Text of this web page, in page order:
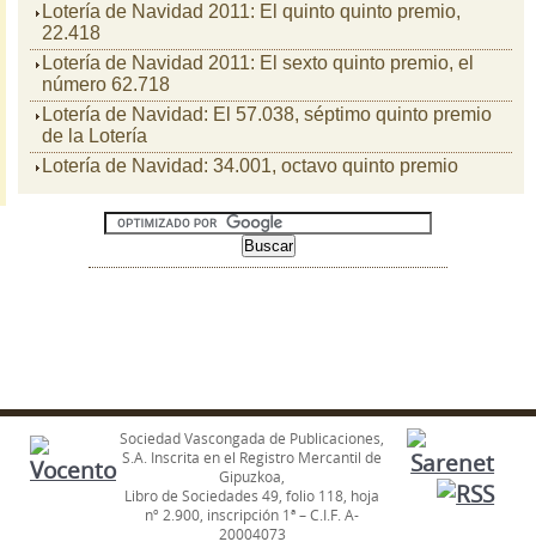
Lotería de Navidad 2011: El quinto quinto premio,
22.418
Lotería de Navidad 2011: El sexto quinto premio, el
número 62.718
Lotería de Navidad: El 57.038, séptimo quinto premio
de la Lotería
Lotería de Navidad: 34.001, octavo quinto premio
Sociedad Vascongada de Publicaciones,
S.A. Inscrita en el Registro Mercantil de
Gipuzkoa,
Libro de Sociedades 49, folio 118, hoja
nº 2.900, inscripción 1ª – C.I.F. A-
20004073